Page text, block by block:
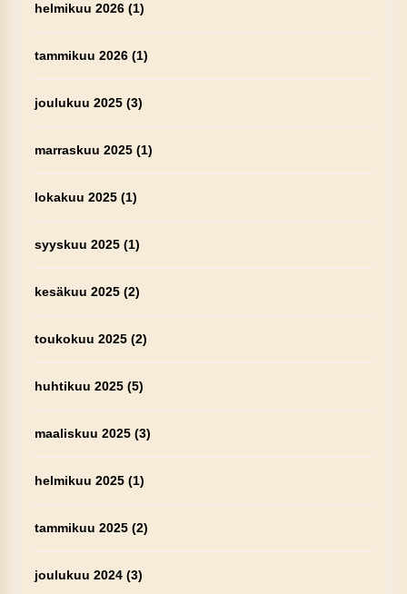
helmikuu 2026(1)
tammikuu 2026(1)
joulukuu 2025(3)
marraskuu 2025(1)
lokakuu 2025(1)
syyskuu 2025(1)
kesäkuu 2025(2)
toukokuu 2025(2)
huhtikuu 2025(5)
maaliskuu 2025(3)
helmikuu 2025(1)
tammikuu 2025(2)
joulukuu 2024(3)